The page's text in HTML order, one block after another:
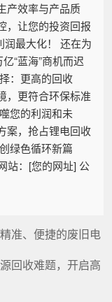
产效率与产品质
，让您的投资回报
最大化！ 还在为
“蓝海”商机而迟
：更高的回收
，更符合环保标准
您的利润和未
案，抢占锂电回收
绿色循环新篇
站：[您的网址] 公
准、便捷的废旧电
回收难题，开启高